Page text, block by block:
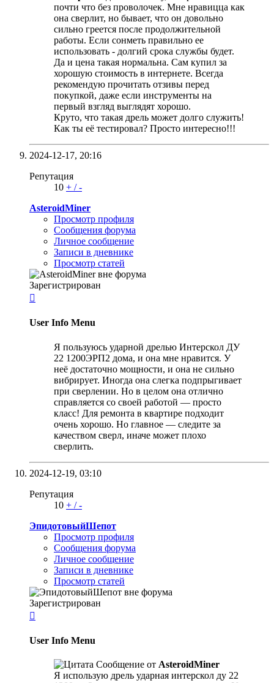
почти что без проволочек. Мне нравицца как
она сверлит, но бывает, что он довольно
сильно греется после продолжительной
работы. Если сонметь правильно ее
использовать - долгий срока службы будет.
Да и цена такая нормальна. Сам купил за
хорошую стоимость в интернете. Всегда
рекомендую прочитать отзивы перед
покупкой, даже если инструменты на
первый взгляд выглядят хорошо.
Круто, что такая дрель может долго служить!
Как ты её тестировал? Просто интересно!!!
2024-12-17, 20:16
Репутация
10 + /-
AsteroidMiner
Просмотр профиля
Сообщения форума
Личное сообщение
Записи в дневнике
Просмотр статей
Зарегистрирован

User Info Menu
Я пользуюсь ударной дрелью Интерскол ДУ
22 1200ЭРП2 дома, и она мне нравится. У
неё достаточно мощности, и она не сильно
вибрирует. Иногда она слегка подпрыгивает
при сверлении. Но в целом она отлично
справляется со своей работой — просто
класс! Для ремонта в квартире подходит
очень хорошо. Но главное — следите за
качеством сверл, иначе может плохо
сверлить.
2024-12-19, 03:10
Репутация
10 + /-
ЭпидотовыйШепот
Просмотр профиля
Сообщения форума
Личное сообщение
Записи в дневнике
Просмотр статей
Зарегистрирован

User Info Menu
Сообщение от AsteroidMiner
Я использую дрель ударная интерскол ду 22